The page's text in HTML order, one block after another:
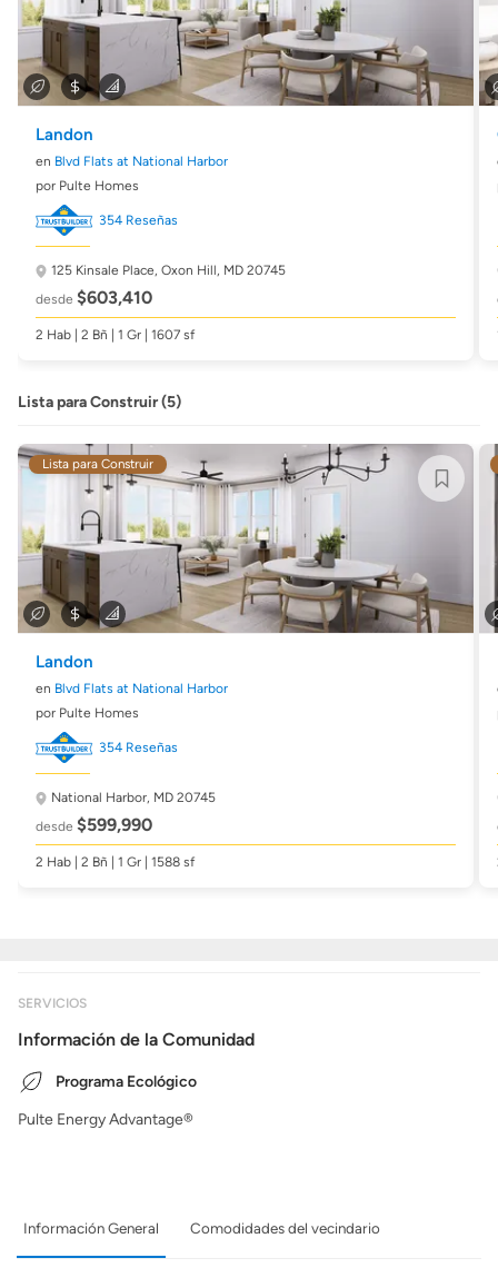
Landon
en Blvd Flats at National Harbor
por Pulte Homes
354 Reseñas
125 Kinsale Place, Oxon Hill, MD 20745
desde $603,410
2 Hab | 2 Bñ | 1 Gr | 1607 sf
Lista para Construir (5)
Lista para Construir
Landon
en Blvd Flats at National Harbor
por Pulte Homes
354 Reseñas
National Harbor, MD 20745
desde $599,990
2 Hab | 2 Bñ | 1 Gr | 1588 sf
SERVICIOS
Información de la Comunidad
Programa Ecológico
Pulte Energy Advantage®
Información General Comodidades del vecindario